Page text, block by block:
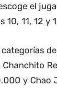
el
10, 11, 12 y
y Chao